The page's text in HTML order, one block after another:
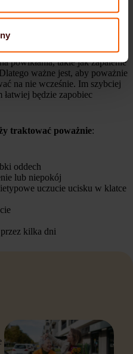
się z lekarzem
powikłania, takie jak zapalenie
ważne jest, aby poważnie
na nie wcześnie. Im szybciej
będzie zapobiec
traktować poważnie:
oddech
lub niepokój
uczucie ucisku w klatce
kilka dni